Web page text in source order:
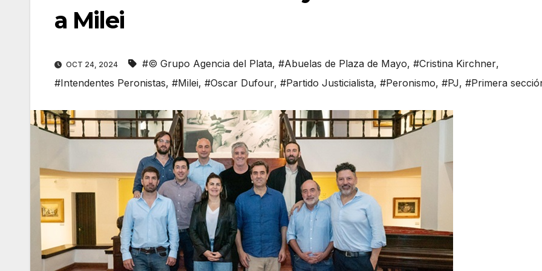
a Milei
OCT 24, 2024 #© Grupo Agencia del Plata, #Abuelas de Plaza de Mayo, #Cristina Kirchner,
#Intendentes Peronistas, #Milei, #Oscar Dufour, #Partido Justicialista, #Peronismo, #PJ, #Primera